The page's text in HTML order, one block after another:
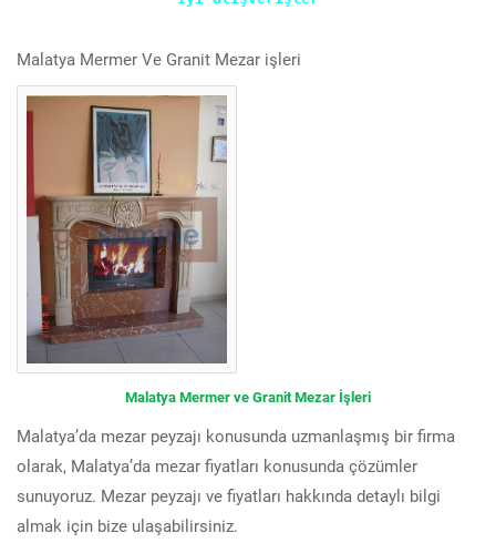
Malatya Mermer Ve Granit Mezar işleri
Malatya Mermer ve Granit Mezar İşleri
Malatya’da mezar peyzajı konusunda uzmanlaşmış bir firma
olarak, Malatya’da mezar fiyatları konusunda çözümler
sunuyoruz. Mezar peyzajı ve fiyatları hakkında detaylı bilgi
almak için bize ulaşabilirsiniz.